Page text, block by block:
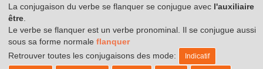
La conjugaison du verbe se flanquer se conjugue avec l'auxiliaire
être
Le verbe se flanquer est un verbe pronominal. Il se conjugue aussi
sous sa forme normale flanquer
Retrouver toutes les conjugaisons des mode:
Indicatif